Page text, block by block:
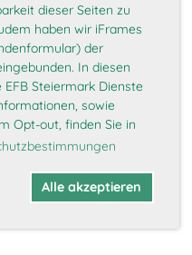
dieser Seiten zu
haben wir iFrames
der
In diesen
Steiermark Dienste
sowie
Opt-out, finden Sie in
Alle akzeptieren